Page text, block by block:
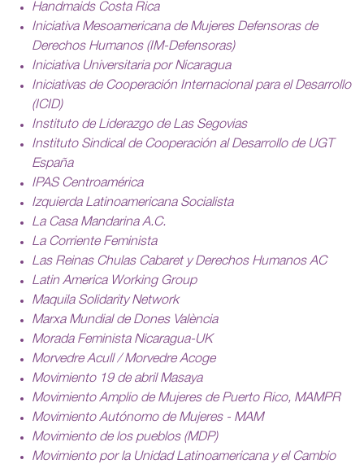
Handmaids Costa Rica
Iniciativa Mesoamericana de Mujeres Defensoras de
Derechos Humanos (IM-Defensoras)
Iniciativa Universitaria por Nicaragua
Iniciativas de Cooperación Internacional para el Desarrollo
(ICID)
Instituto de Liderazgo de Las Segovias
Instituto Sindical de Cooperación al Desarrollo de UGT
España
IPAS Centroamérica
Izquierda Latinoamericana Socialista
La Casa Mandarina A.C.
La Corriente Feminista
Las Reinas Chulas Cabaret y Derechos Humanos AC
Latin America Working Group
Maquila Solidarity Network
Marxa Mundial de Dones València
Morada Feminista Nicaragua-UK
Morvedre Acull / Morvedre Acoge
Movimiento 19 de abril Masaya
Movimiento Amplio de Mujeres de Puerto Rico, MAMPR
Movimiento Autónomo de Mujeres - MAM
Movimiento de los pueblos (MDP)
Movimiento por la Unidad Latinoamericana y el Cambio